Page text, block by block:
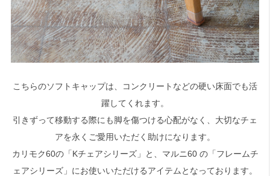
こちらのソフトキャップは、コンクリートなどの硬い床面でも活
躍してくれます。
引きずって移動する際にも脚を傷つける心配がなく、大切なチェ
アを永くご愛用いただく助けになります。
カリモク60の「Kチェアシリーズ」と、マルニ60 の「フレームチ
ェアシリーズ」にお使いいただけるアイテムとなっております。